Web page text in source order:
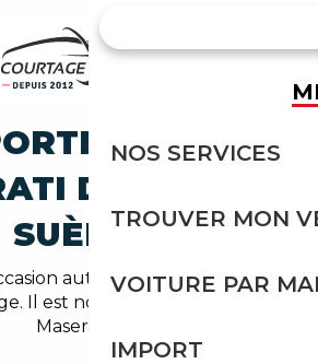
UNE
DEPUIS LA
SUÈDE
auto en Suède regorge de
Il est notamment très fourni en
Maserati.
NOS SERVICES
TROUVER MON
VOITURE PAR
IMPORT